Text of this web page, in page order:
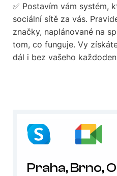
✅ Postavím vám systém,
sociální sítě za vás.
značky, naplánované na
tom, co funguje. Vy
dál i bez vašeho
Praha, Brno,